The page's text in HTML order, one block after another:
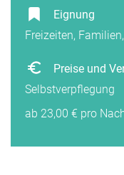
Eignung
Freizeiten,
Preise und
Selbstverpflegung
ab 23,00 € pro